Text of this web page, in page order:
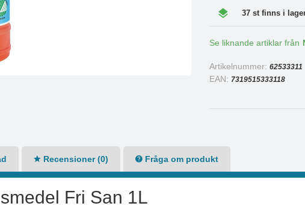
37 st finns i
Se liknande artiklar från
Artikelnummer:62533311
EAN: 7319515333118
Recensioner (0) Fråga om produkt
Fri San 1L